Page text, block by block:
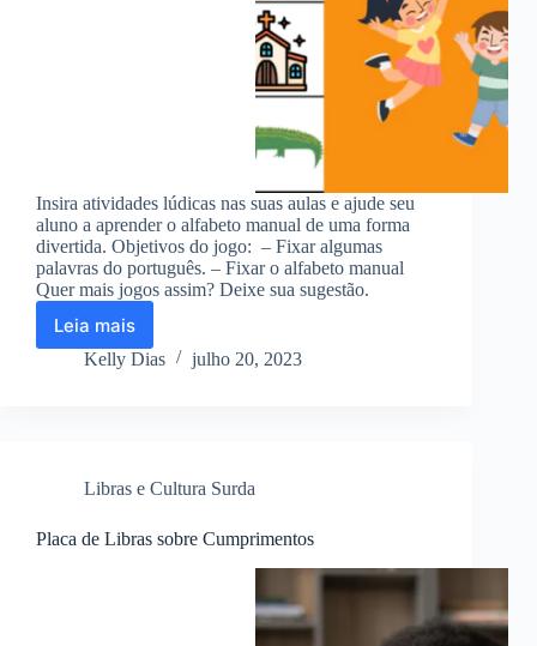
Insira atividades lúdicas nas suas aulas e ajude seu
aluno a aprender o alfabeto manual de uma forma
divertida. Objetivos do jogo: – Fixar algumas
palavras do português. – Fixar o alfabeto manual
Quer mais jogos assim? Deixe sua sugestão.
Leia mais
Jogo
da
Kelly Dias julho 20, 2023
Libras e Cultura Surda
Placa de Libras sobre Cumprimentos